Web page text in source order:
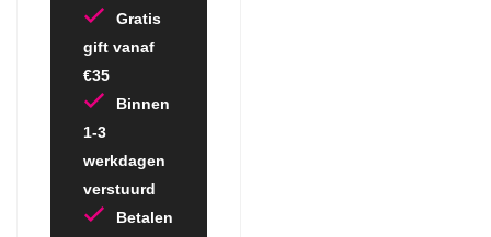
Gratis
gift vanaf
€35
Binnen
1-3
werkdagen
verstuurd
Betalen